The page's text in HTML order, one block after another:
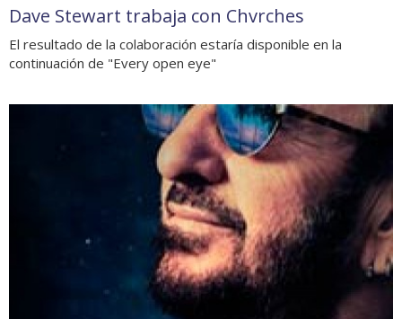
Dave Stewart trabaja con Chvrches
El resultado de la colaboración estaría disponible en la
continuación de "Every open eye"